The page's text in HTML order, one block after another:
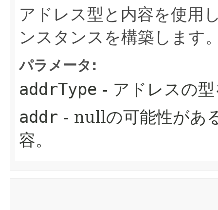
アドレス型と内容を使
ンスタンスを構築します
パラメータ:
addrType - アドレスの
addr - nullの可能性があ
容。